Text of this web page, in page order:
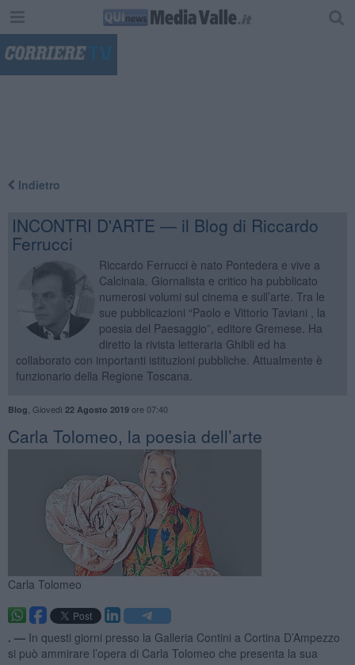
Indietro
INCONTRI D'ARTE — il Blog di Riccardo
Ferrucci
Riccardo Ferrucci è nato Pontedera e vive a
Calcinaia. Giornalista e critico ha pubblicato
numerosi volumi sul cinema e sull’arte. Tra le
sue pubblicazioni “Paolo e Vittorio Taviani , la
poesia del Paesaggio”, editore Gremese. Ha
diretto la rivista letteraria Ghibli ed ha
collaborato con importanti istituzioni pubbliche. Attualmente è
funzionario della Regione Toscana.
Blog Giovedì 22 Agosto 2019ore 07:40
Carla Tolomeo, la poesia dell’arte
Carla Tolomeo
. — In questi giorni presso la Galleria Contini a Cortina D’Ampezzo
si può ammirare l’opera di Carla Tolomeo che presenta la sua